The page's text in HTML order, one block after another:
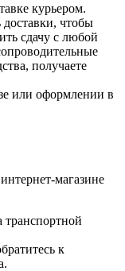
курьером.
чтобы
сдачу с любой
получаете
или оформлении в
магазине
транспортной
к